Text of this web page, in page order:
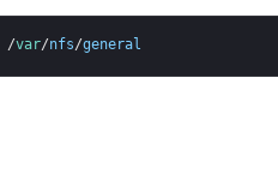
/var/nfs/general